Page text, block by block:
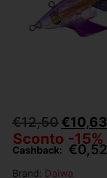
€12,50€10,63
Sconto -15%
Cashback: €0,52
Brand: Daiwa